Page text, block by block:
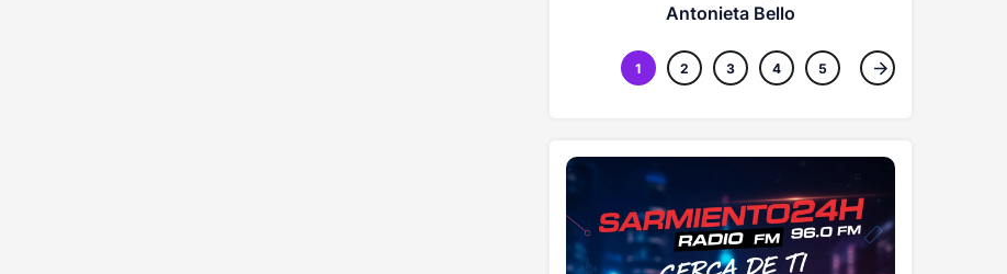
Antonieta Bello
1 2 3 4 5